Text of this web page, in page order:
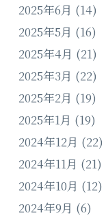
2025年6月 (14)
2025年5月 (16)
2025年4月 (21)
2025年3月 (22)
2025年2月 (19)
2025年1月 (19)
2024年12月 (22)
2024年11月 (21)
2024年10月 (12)
2024年9月 (6)